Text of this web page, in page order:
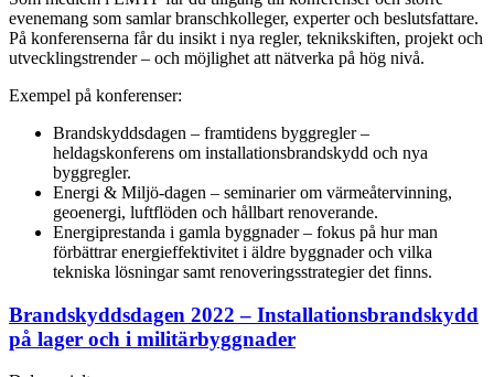
evenemang som samlar branschkolleger, experter och beslutsfattare.
På konferenserna får du insikt i nya regler, teknikskiften, projekt och
utvecklingstrender – och möjlighet att nätverka på hög nivå.
Exempel på konferenser:
Brandskyddsdagen – framtidens byggregler –
heldagskonferens om installationsbrandskydd och nya
byggregler.
Energi & Miljö-dagen – seminarier om värmeåtervinning,
geoenergi, luftflöden och hållbart renoverande.
Energiprestanda i gamla byggnader – fokus på hur man
förbättrar energieffektivitet i äldre byggnader och vilka
tekniska lösningar samt renoveringsstrategier det finns.
Brandskyddsdagen 2022 – Installationsbrandskydd
på lager och i militärbyggnader